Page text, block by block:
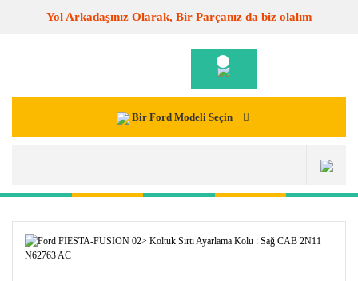
Yol Arkadaşınız Olarak, Bir Parçanız da biz olalım
Bir Ford Modeli Seçin